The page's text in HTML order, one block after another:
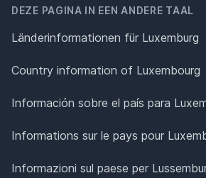
DEZE PAGINA IN EEN ANDERE TAAL
Länderinformationen für Luxemburg
Country information of Luxembourg
Información sobre el país para
Informations sur le pays pour
Informazioni sul paese per